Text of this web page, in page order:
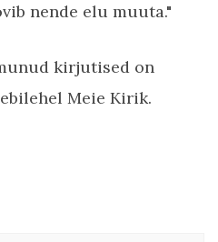
nende elu muuta."
kirjutised on
Meie Kirik.